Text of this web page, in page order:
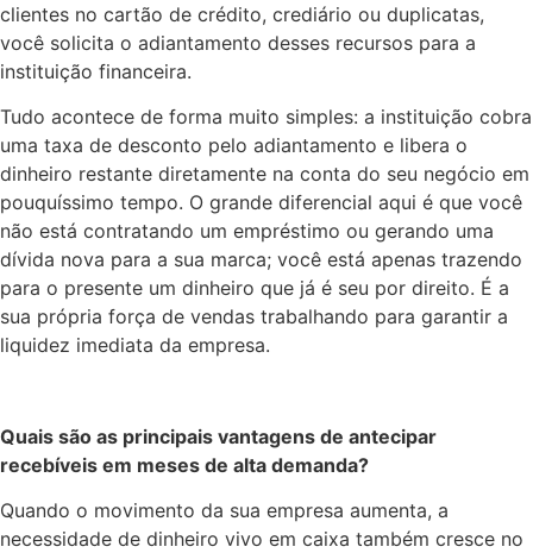
clientes no cartão de crédito, crediário ou duplicatas,
você solicita o adiantamento desses recursos para a
instituição financeira.
Tudo acontece de forma muito simples: a instituição cobra
uma taxa de desconto pelo adiantamento e libera o
dinheiro restante diretamente na conta do seu negócio em
pouquíssimo tempo. O grande diferencial aqui é que você
não está contratando um empréstimo ou gerando uma
dívida nova para a sua marca; você está apenas trazendo
para o presente um dinheiro que já é seu por direito. É a
sua própria força de vendas trabalhando para garantir a
liquidez imediata da empresa.
Quais são as principais vantagens de antecipar
recebíveis em meses de alta demanda?
Quando o movimento da sua empresa aumenta, a
necessidade de dinheiro vivo em caixa também cresce no